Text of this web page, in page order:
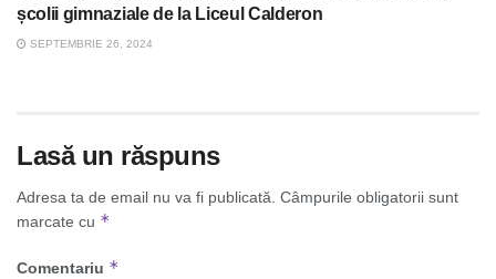
școlii gimnaziale de la Liceul Calderon
SEPTEMBRIE 26, 2024
Lasă un răspuns
Adresa ta de email nu va fi publicată. Câmpurile obligatorii sunt
marcate cu *
Comentariu *